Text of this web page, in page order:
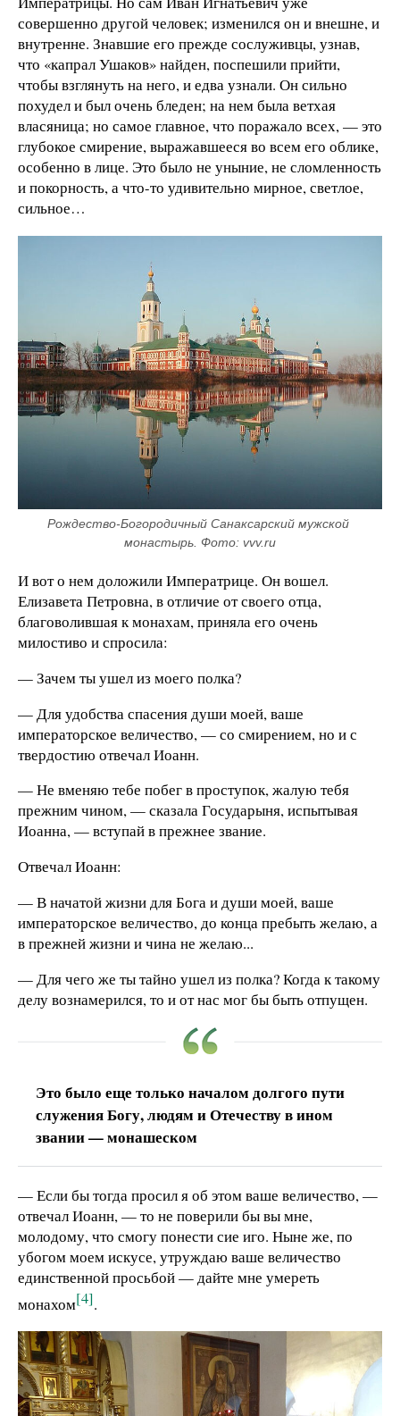
совершенно другой человек; изменился он и внешне, и
внутренне. Знавшие его прежде сослуживцы, узнав,
что «капрал Ушаков» найден, поспешили прийти,
чтобы взглянуть на него, и едва узнали. Он сильно
похудел и был очень бледен; на нем была ветхая
власяница; но самое главное, что поражало всех, — это
глубокое смирение, выражавшееся во всем его облике,
особенно в лице. Это было не уныние, не сломленность
и покорность, а что-то удивительно мирное, светлое,
сильное…
Рождество-Богородичный Санаксарский мужской
монастырь. Фото: vvv.ru
И вот о нем доложили Императрице. Он вошел.
Елизавета Петровна, в отличие от своего отца,
благоволившая к монахам, приняла его очень
милостиво и спросила:
— Зачем ты ушел из моего полка?
— Для удобства спасения души моей, ваше
императорское величество, — со смирением, но и с
твердостию отвечал Иоанн.
— Не вменяю тебе побег в проступок, жалую тебя
прежним чином, — сказала Государыня, испытывая
Иоанна, — вступай в прежнее звание.
Отвечал Иоанн:
— В начатой жизни для Бога и души моей, ваше
императорское величество, до конца пребыть желаю, а
в прежней жизни и чина не желаю...
— Для чего же ты тайно ушел из полка? Когда к такому
делу вознамерился, то и от нас мог бы быть отпущен.
Это было еще только началом долгого пути
служения Богу, людям и Отечеству в ином
звании — монашеском
— Если бы тогда просил я об этом ваше величество, —
отвечал Иоанн, — то не поверили бы вы мне,
молодому, что смогу понести сие иго. Ныне же, по
убогом моем искусе, утруждаю ваше величество
единственной просьбой — дайте мне умереть
монахом[4].